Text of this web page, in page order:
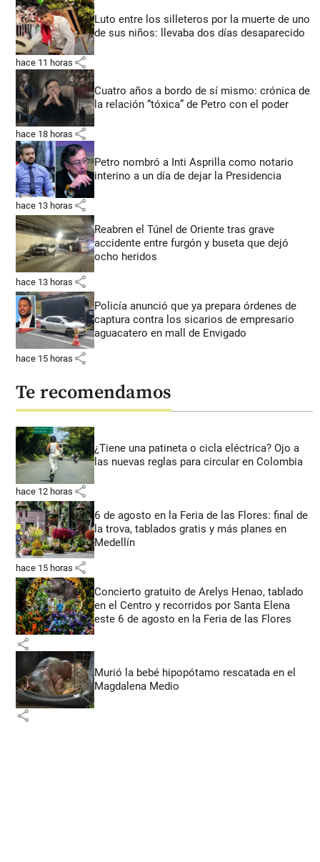
Luto entre los silleteros por la muerte de uno
de sus niños: llevaba dos días desaparecido
hace 11 horas share
Cuatro años a bordo de sí mismo: crónica de
la relación “tóxica” de Petro con el poder
hace 18 horas share
Petro nombró a Inti Asprilla como notario
interino a un día de dejar la Presidencia
hace 13 horas share
Reabren el Túnel de Oriente tras grave
accidente entre furgón y buseta que dejó
ocho heridos
hace 13 horas share
Policía anunció que ya prepara órdenes de
captura contra los sicarios de empresario
aguacatero en mall de Envigado
hace 15 horas share
Te recomendamos
¿Tiene una patineta o cicla eléctrica? Ojo a
las nuevas reglas para circular en Colombia
hace 12 horas share
6 de agosto en la Feria de las Flores: final de
la trova, tablados gratis y más planes en
Medellín
hace 15 horas share
Concierto gratuito de Arelys Henao, tablado
en el Centro y recorridos por Santa Elena
este 6 de agosto en la Feria de las Flores
share
Murió la bebé hipopótamo rescatada en el
Magdalena Medio
share